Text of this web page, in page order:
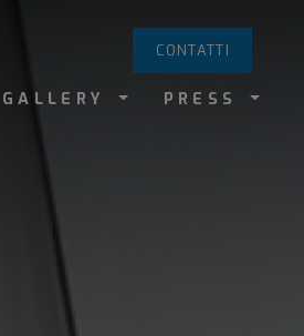
CONTATTI
GALLERY PRESS